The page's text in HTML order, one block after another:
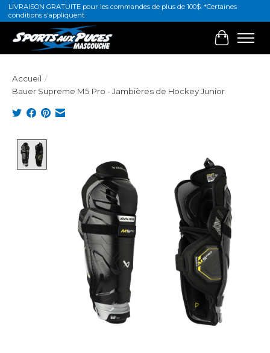
LIVRAISON GRATUITE pour les commandes de plus de 100$. *Certaines
conditions s'appliquent
Panier
Accueil /
Bauer Supreme M5 Pro - Jambières de Hockey Junior